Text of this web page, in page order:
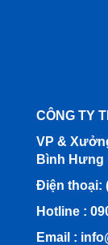
CÔNG TY
VP &
Bình Hưng
Điện thoại:
Hotline :
Email :